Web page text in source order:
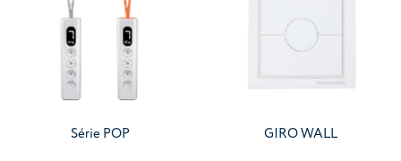
Série POP GIRO WALL